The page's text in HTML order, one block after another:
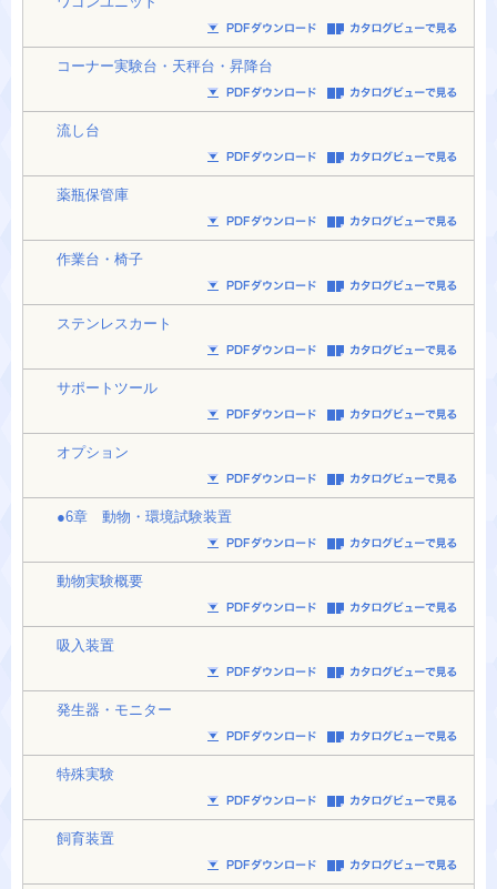
コーナー実験台・天秤台・昇降台
流し台
薬瓶保管庫
作業台・椅子
ステンレスカート
サポートツール
オプション
●6章 動物・環境試験装置
動物実験概要
吸入装置
発生器・モニター
特殊実験
飼育装置